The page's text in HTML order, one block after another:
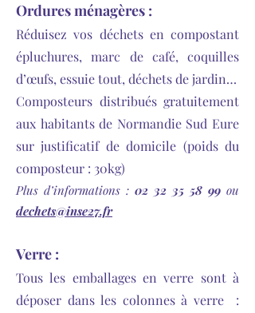
Ordures ménagères :
Réduisez vos déchets en compostant
épluchures, marc de café, coquilles
d’œufs, essuie tout, déchets de jardin…
Composteurs distribués gratuitement
aux habitants de Normandie Sud Eure
sur justificatif de domicile (poids du
composteur : 30kg)
Plus d’informations : 02 32 35 58 99 ou
dechets@inse27.fr
Verre :
Tous les emballages en verre sont à
déposer dans les colonnes à verre :